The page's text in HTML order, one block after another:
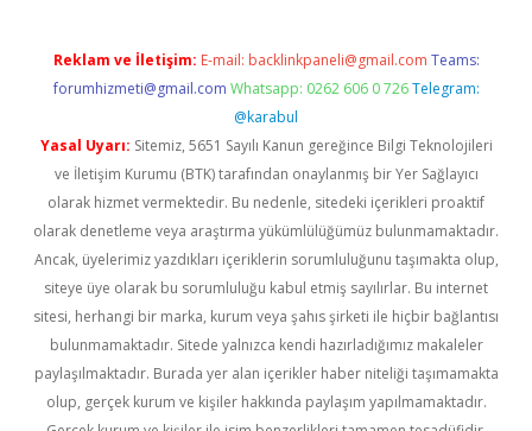
Reklam ve İletişim: E-mail: backlinkpaneli@gmail.com Teams:
forumhizmeti@gmail.com Whatsapp: 0262 606 0 726 Telegram:
@karabul
Yasal Uyarı: Sitemiz, 5651 Sayılı Kanun gereğince Bilgi Teknolojileri
ve İletişim Kurumu (BTK) tarafından onaylanmış bir Yer Sağlayıcı
olarak hizmet vermektedir. Bu nedenle, sitedeki içerikleri proaktif
olarak denetleme veya araştırma yükümlülüğümüz bulunmamaktadır.
Ancak, üyelerimiz yazdıkları içeriklerin sorumluluğunu taşımakta olup,
siteye üye olarak bu sorumluluğu kabul etmiş sayılırlar. Bu internet
sitesi, herhangi bir marka, kurum veya şahıs şirketi ile hiçbir bağlantısı
bulunmamaktadır. Sitede yalnızca kendi hazırladığımız makaleler
paylaşılmaktadır. Burada yer alan içerikler haber niteliği taşımamakta
olup, gerçek kurum ve kişiler hakkında paylaşım yapılmamaktadır.